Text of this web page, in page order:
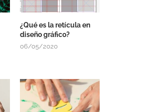
¿Qué es la retícula en
diseño gráfico?
06/05/2020